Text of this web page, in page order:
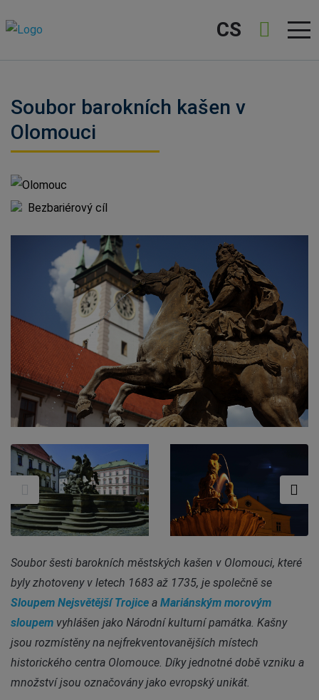
CS
Soubor barokních kašen v
Olomouci
Olomouc
Bezbariérový cíl
Soubor šesti barokních městských kašen v Olomouci, které
byly zhotoveny v letech 1683 až 1735, je společně se
Sloupem Nejsvětější Trojice a Mariánským morovým
sloupem vyhlášen jako Národní kulturní památka. Kašny
jsou rozmístěny na nejfrekventovanějších místech
historického centra Olomouce. Díky jednotné době vzniku a
množství jsou označovány jako evropský unikát.